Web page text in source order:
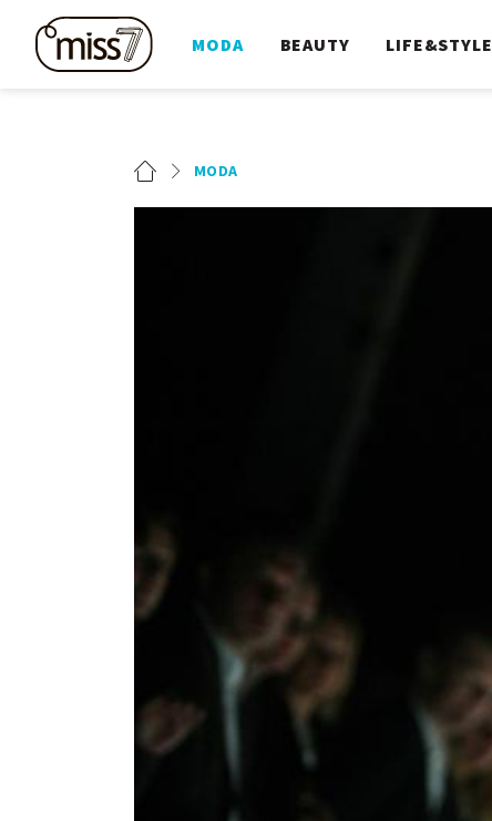
MODA BEAUTY LIFE&STYLE
MODA